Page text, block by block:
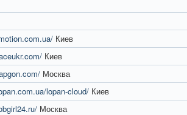
Киев
Киев
Москва
lopan-cloud/ Киев
Москва